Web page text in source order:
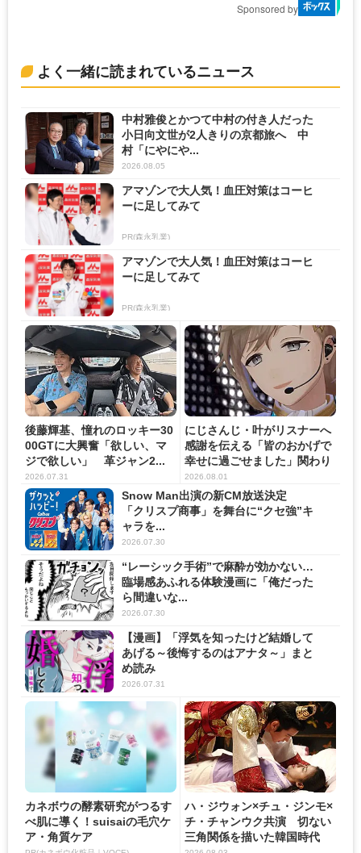
Sponsored by
よく一緒に読まれているニュース
中村雅俊とかつて中村の付き人だった
小日向文世が2人きりの京都旅へ 中
村「にやにや...
2026.08.05
アマゾンで大人気！血圧対策はコーヒ
ーに足してみて
PR(森永乳業)
アマゾンで大人気！血圧対策はコーヒ
ーに足してみて
PR(森永乳業)
後藤輝基、憧れのロッキー30
00GTに大興奮「欲しい、マ
ジで欲しい」 革ジャン2...
2026.07.31
にじさんじ・叶がリスナーへ
感謝を伝える「皆のおかげで
幸せに過ごせました」関わり
の...
2026.08.01
Snow Man出演の新CM放送決定
「クリスプ商事」を舞台に“クセ強”キ
ャラを...
2026.07.30
“レーシック手術”で麻酔が効かない…
臨場感あふれる体験漫画に「俺だった
ら間違いな...
2026.07.30
【漫画】「浮気を知ったけど結婚して
あげる～後悔するのはアナタ～」まと
め読み
2026.07.31
カネボウの酵素研究がつるす
べ肌に導く！suisaiの毛穴ケ
ア・角質ケア
ハ・ジウォン×チュ・ジンモ×
チ・チャンウク共演 切ない
三角関係を描いた韓国時代